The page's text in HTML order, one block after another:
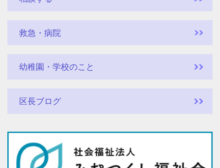
救急・病院
幼稚園・学校のこと
区長ブログ